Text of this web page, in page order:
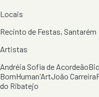
Locais
Recinto de Festas, Santarém
Artistas
Andréia Sofia de Acordeão
BomHuman'ArtJoão Carreira
do Ribatejo